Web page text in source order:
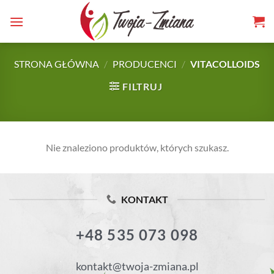
TWOJA-
ZMIANA.PL
STRONA GŁÓWNA / PRODUCENCI / VITACOLLOIDS
FILTRUJ
Nie znaleziono produktów, których szukasz.
KONTAKT
+48 535 073 098
kontakt@twoja-zmiana.pl